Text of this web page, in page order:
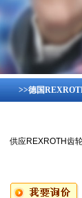
>>德国
供应REXROTH齿